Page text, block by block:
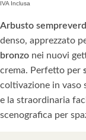
IVA Inclusa
Arbusto
denso, apprezzato
bronzo nei nuovi
crema. Perfetto per
coltivazione in vaso
e la straordinaria
scenografica per